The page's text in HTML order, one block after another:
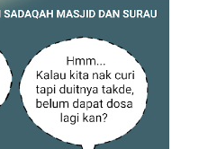
(TAG ORANG)
!
PembaWa WacaNa"
(FCG)
Pinky